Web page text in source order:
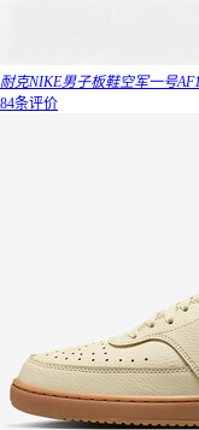
耐克NIKE男子板鞋空军一号
84条评价